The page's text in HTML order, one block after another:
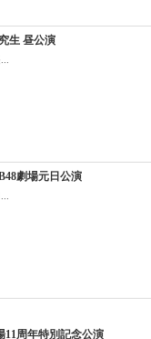
生 昼公演
劇場元日公演
11周年特別記念公演